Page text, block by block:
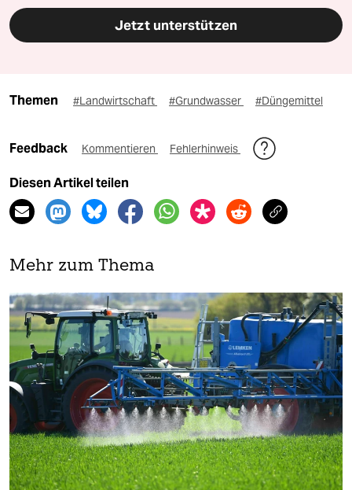
Jetzt unterstützen
Themen #Landwirtschaft #Grundwasser #Düngemittel
Feedback Kommentieren Fehlerhinweis
Diesen Artikel teilen
Mehr zum Thema